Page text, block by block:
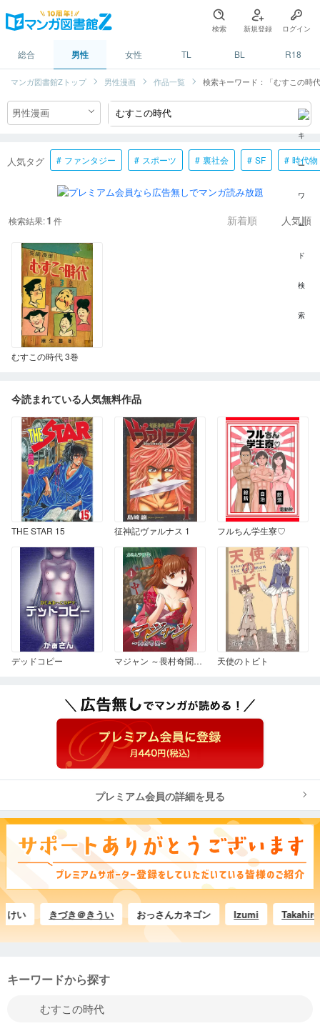
検索 新規登録 ログイン
総合 男性 女性 TL BL R18
マンガ図書館Zトップ 男性漫画 作品一覧 検索キーワード：「むすこの時
人気タグ ファンタジー スポーツ 裏社会 SF 時代物
検索結果:1 件 新着順 人気順
むすこの時代 3巻
今読まれている人気無料作品
THE STAR 15 征神記ヴァルナス 1 フルちん学生寮♡
デッドコピー マジャン ～畏村奇聞～ 1 天使のトビト
プレミアム会員の詳細を見る
きづき＠きうい おっさんカネゴン Izumi
キーワードから探す